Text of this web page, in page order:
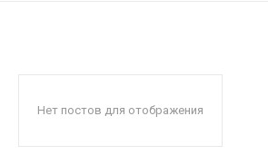
Нет постов для отображения